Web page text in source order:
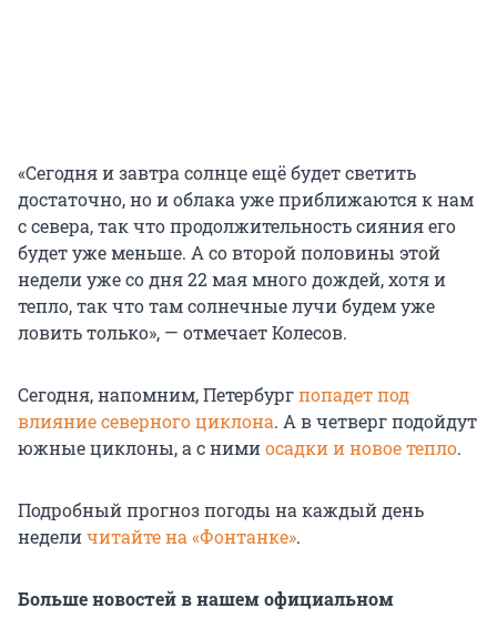
«Сегодня и завтра солнце ещё будет светить
достаточно, но и облака уже приближаются к нам
с севера, так что продолжительность сияния его
будет уже меньше. А со второй половины этой
недели уже со дня 22 мая много дождей, хотя и
тепло, так что там солнечные лучи будем уже
ловить только», — отмечает Колесов.
Сегодня, напомним, Петербургпопадет под
влияние северного циклона. А в четверг подойдут
южные циклоны, а с нимиосадки и новое тепло.
Подробный прогноз погоды на каждый день
неделичитайте на «Фонтанке».
Больше новостей в нашем официальном